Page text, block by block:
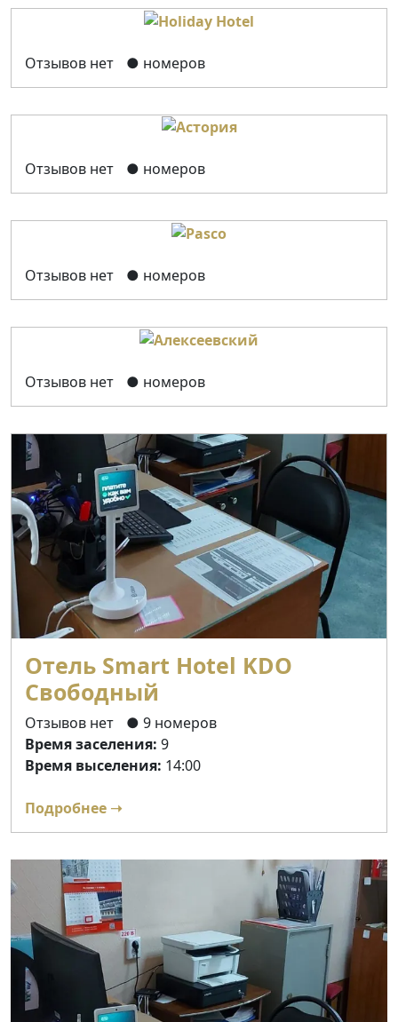
Отзывов нет ● номеров
Отзывов нет ● номеров
Отзывов нет ● номеров
Отзывов нет ● номеров
Отель Smart Hotel KDO
Свободный
Отзывов нет
● 9 номеров
Время заселения: 9
Время выселения: 14:00
Подробнее ➝